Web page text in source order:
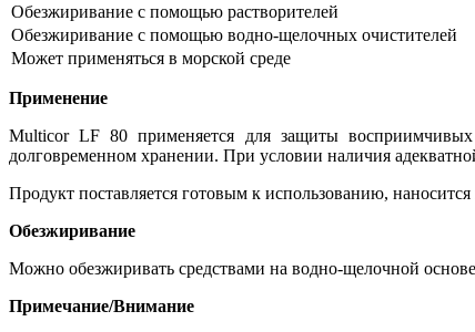
Обезжиривание с помощью растворителей
Обезжиривание с помощью водно-щелочных очистителей
Может применяться в морской среде
Применение
Multicor LF 80 применяется для защиты
долговременном хранении. При условии наличия
Продукт поставляется готовым к использованию,
Обезжиривание
Можно обезжиривать средствами на водно-щелочной
Примечание/Внимание